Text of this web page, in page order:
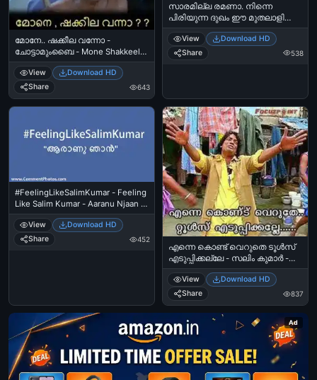
മോനേ.. ഷക്കീല വന്നോ -
ചോട്ടാമുംബൈ - Mone Shakkeela
Vanno - ChottaMumbai
View
Download HD
Share
643
സാരമില്ല രമണാ. നിന്നെ
പിരിയുന്ന ദുഖം ഈ മുതലാളി
സഹിച്ചോളാം - - ഹരിശ്രീ
അശോകന്‍ - Harisree Ashokan -
കൊച്ചിന്‍ ഹനീഫ - Saaramilla
Ramana. Ninne Piriyunna Dhukham
View
Download HD
Share
538
#FeelingLikeSalimKumar - Feeling
Like Salim Kumar - Aaranu Njaan -
ആരാണ് ഞാന്‍ - സലിം കുമാര്‍
View
Download HD
Share
452
എന്നെ കൊണ്ട് വെറുതെ ടൂള്‍സ്
എടുപ്പിക്കല്ലേ - സലിം കുമാര്‍ -
Enne Kondu Veruthe Tools
Eduppikkalle. - Salim Kumar in
Best Actor
View
Download HD
Share
837
Ad